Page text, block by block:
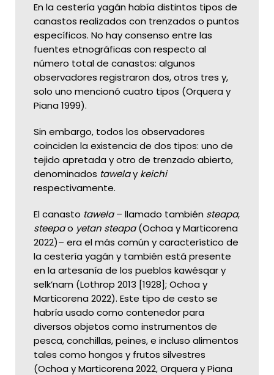
En la cestería yagán había distintos tipos de
canastos realizados con trenzados o puntos
específicos. No hay consenso entre las
fuentes etnográficas con respecto al
número total de canastos: algunos
observadores registraron dos, otros tres y,
solo uno mencionó cuatro tipos (Orquera y
Piana 1999).
Sin embargo, todos los observadores
coinciden la existencia de dos tipos: uno de
tejido apretada y otro de trenzado abierto,
denominados tawelay keichi
respectivamente.
El canasto tawela– llamado también steapa,
steepao yetan steapa(Ochoa y Marticorena
2022)– era el más común y característico de
la cestería yagán y también está presente
en la artesanía de los pueblos kawésqar y
selk’nam (Lothrop 2013 [1928]; Ochoa y
Marticorena 2022). Este tipo de cesto se
habría usado como contenedor para
diversos objetos como instrumentos de
pesca, conchillas, peines, e incluso alimentos
tales como hongos y frutos silvestres
(Ochoa y Marticorena 2022, Orquera y Piana